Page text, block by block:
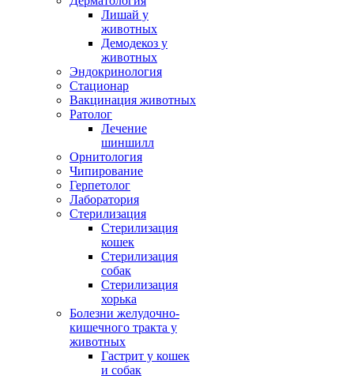
Лишай у
животных
Демодекоз у
животных
Эндокринология
Стационар
Вакцинация животных
Ратолог
Лечение
шиншилл
Орнитология
Чипирование
Герпетолог
Лаборатория
Стерилизация
Стерилизация
кошек
Стерилизация
собак
Стерилизация
хорька
Болезни желудочно-
кишечного тракта у
животных
Гастрит у кошек
и собак